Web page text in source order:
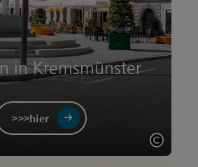
in Kremsmünster
>>>hier